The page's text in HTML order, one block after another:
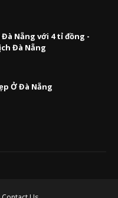
Nẵng với 4 tỉ đồng -
Đà Nẵng
Ở Đà Nẵng